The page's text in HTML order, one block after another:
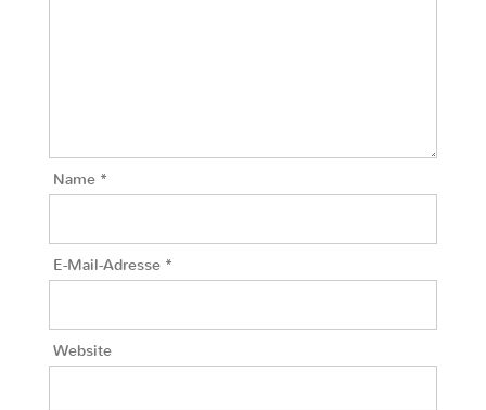
Name *
E-Mail-Adresse *
Website